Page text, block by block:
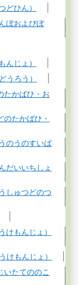
どひん）
ぼおよびぼ
んじょ）
うろう）
たかばひ・お
たかばひ・
のうのすいば
だいいちしょ
しゅつどのつ
もんじょ）
もんじょ）
いたてののこ